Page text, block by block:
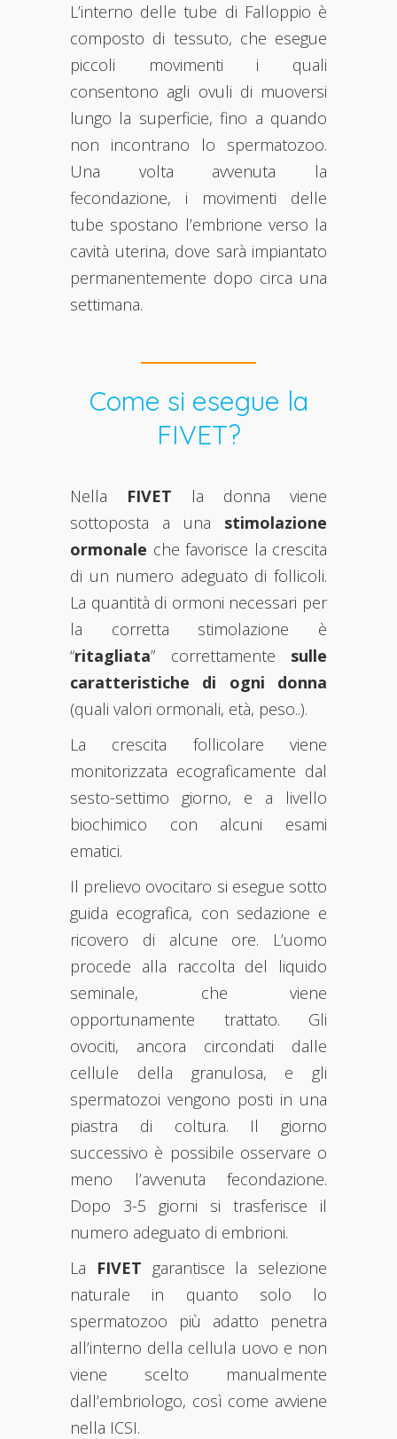
L’interno delle tube di Falloppio è
composto di tessuto, che esegue
piccoli movimenti i quali
consentono agli ovuli di muoversi
lungo la superficie, fino a quando
non incontrano lo spermatozoo.
Una volta avvenuta la
fecondazione, i movimenti delle
tube spostano l’embrione verso la
cavità uterina, dove sarà impiantato
permanentemente dopo circa una
settimana.
Come si esegue la
FIVET?
Nella FIVET la donna viene
sottoposta a una stimolazione
ormonale che favorisce la crescita
di un numero adeguato di follicoli.
La quantità di ormoni necessari per
la corretta stimolazione è
“ritagliata” correttamente sulle
caratteristiche di ogni donna
(quali valori ormonali, età, peso..).
La crescita follicolare viene
monitorizzata ecograficamente dal
sesto-settimo giorno, e a livello
biochimico con alcuni esami
ematici.
Il prelievo ovocitaro si esegue sotto
guida ecografica, con sedazione e
ricovero di alcune ore. L’uomo
procede alla raccolta del liquido
seminale, che viene
opportunamente trattato. Gli
ovociti, ancora circondati dalle
cellule della granulosa, e gli
spermatozoi vengono posti in una
piastra di coltura. Il giorno
successivo è possibile osservare o
meno l’avvenuta fecondazione.
Dopo 3-5 giorni si trasferisce il
numero adeguato di embrioni.
La FIVET garantisce la selezione
naturale in quanto solo lo
spermatozoo più adatto penetra
all’interno della cellula uovo e non
viene scelto manualmente
dall’embriologo, così come avviene
nella ICSI.